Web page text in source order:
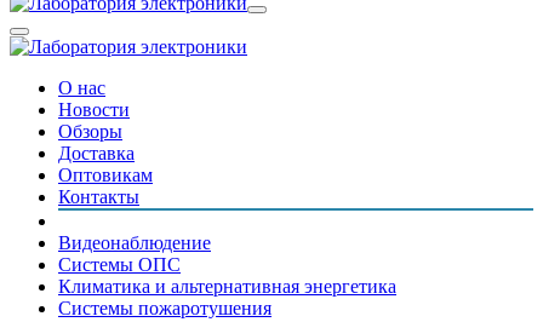
О нас
Новости
Обзоры
Доставка
Оптовикам
Контакты
Видеонаблюдение
Системы ОПС
Климатика и альтернативная энергетика
Системы пожаротушения